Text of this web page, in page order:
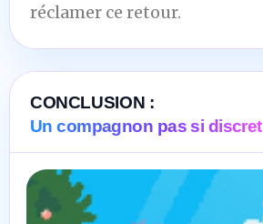
réclamer ce retour.
CONCLUSION :
Un compagnon pas si discret